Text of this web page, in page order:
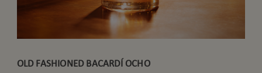
OLD FASHIONED BACARDÍ OCHO